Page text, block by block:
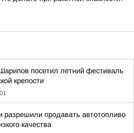
посетил летний фестиваль
крепости
разрешили продавать автотопливо
качества